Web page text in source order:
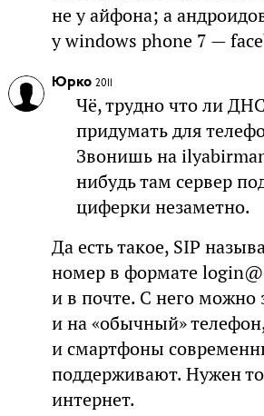
не у айфона; а
у windows phone 7 —
Юрко 2011
Чё, трудно что ли ДНС
придумать для
Звонишь на
нибудь там сервер
циферки незаметно.
Да есть такое, SIP
номер в формате
и в почте. С него можно
и на «обычный»
и смартфоны
поддерживают. Нужен
интернет.